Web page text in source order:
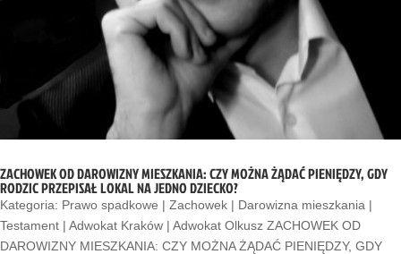
ZACHOWEK OD DAROWIZNY MIESZKANIA: CZY MOŻNA ŻĄDAĆ PIENIĘDZY, GDY
RODZIC PRZEPISAŁ LOKAL NA JEDNO DZIECKO?
Kategoria: Prawo spadkowe | Zachowek | Darowizna mieszkania |
Testament | Adwokat Kraków | Adwokat Olkusz ZACHOWEK OD
DAROWIZNY MIESZKANIA: CZY MOŻNA ŻĄDAĆ PIENIĘDZY, GDY